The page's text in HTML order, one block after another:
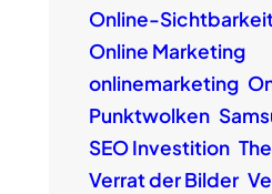
Online-
Online Marketing
onlinemarketing
Punktwolken
SEO Investition
Verrat der Bilder